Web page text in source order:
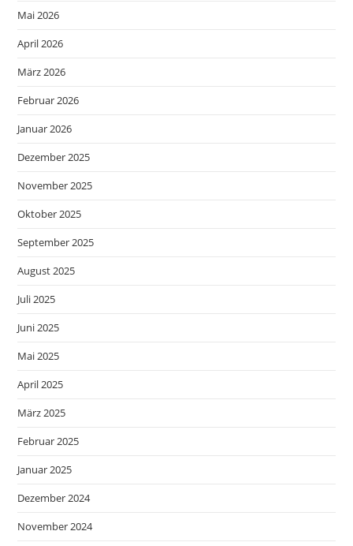
Mai 2026
April 2026
März 2026
Februar 2026
Januar 2026
Dezember 2025
November 2025
Oktober 2025
September 2025
August 2025
Juli 2025
Juni 2025
Mai 2025
April 2025
März 2025
Februar 2025
Januar 2025
Dezember 2024
November 2024